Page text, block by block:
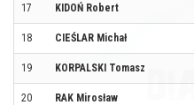
17 KIDOŃ Robert
18 CIEŚLAR Michał
19 KORPALSKI Tomasz
20 RAK Mirosław